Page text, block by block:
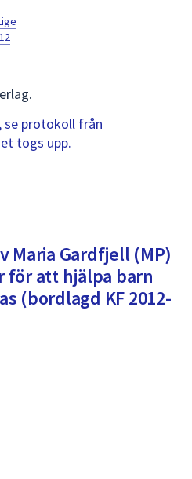
för
att
navigera
för
att
välja
något
se protokoll från
togs upp.
Maria Gardfjell (MP)
för att hjälpa barn
(bordlagd KF 2012-